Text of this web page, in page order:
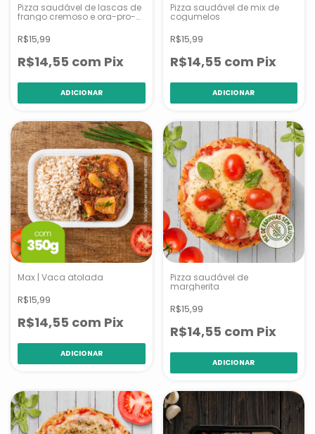
Pizza saudável de lascas de
frango cremoso e ora-pro-
R$15,99
R$14,55 com Pix
Pizza saudável de mix de
cogumelos
R$15,99
R$14,55 com Pix
Max | Vaca atolada
R$15,99
R$14,55 com Pix
Pizza saudável de
margherita
R$15,99
R$14,55 com Pix